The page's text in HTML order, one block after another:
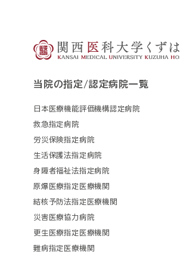
当院の指定/認定病院一覧
日本医療機能評価機構認定病院
救急指定病院
労災保険指定病院
生活保護法指定病院
身障者福祉法指定病院
原爆医療指定医療機関
結核予防法指定医療機関
災害医療協力病院
更生医療指定医療機関
難病指定医療機関